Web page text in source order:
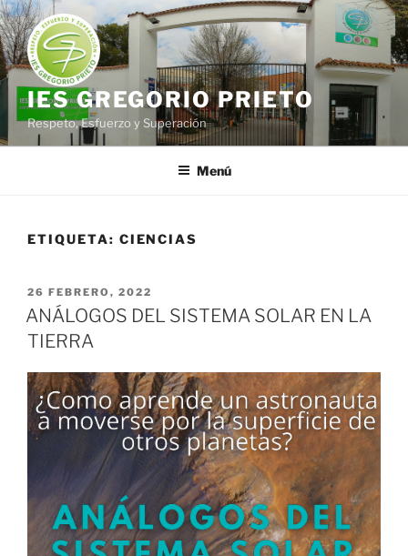
Saltar
al
contenido
IES GREGORIO PRIETO
Respeto, Esfuerzo y Superación
Menú
ETIQUETA: CIENCIAS
PUBLICADO
EL
26 FEBRERO, 2022
ANÁLOGOS DEL SISTEMA SOLAR EN LA
TIERRA